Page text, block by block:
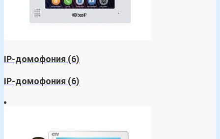
IP-домофония (6)
IP-домофония (6)